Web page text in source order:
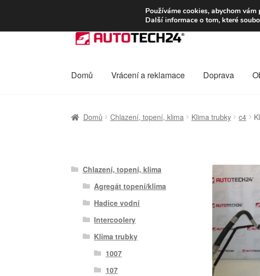
DOPRAVA od 139,-Kč
Přeskočit
na
Přejít
webu
Domů Vrácení a reklamace Doprava
Domů Chlazení, topení, klima Klima trubky c4
Chlazení, topení, klima
Agregát topení/klima
Hadice vodní
Intercoolery
Klima trubky
1007
107
Používáme cookies, abychom
Další informace o tom, které